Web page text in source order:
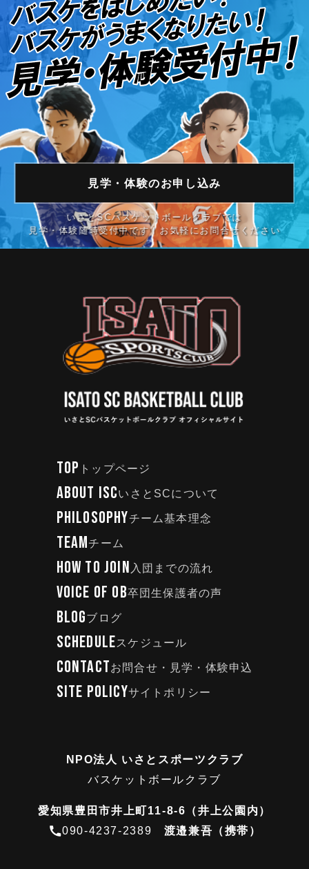
見学・体験のお申し込み
いさとSCバスケットボールクラブでは
見学・体験随時受付中です！お気軽にお問合せください
TOP トップページ
ABOUT ISCいさとSCについて
PHILOSOPHYチーム基本理念
TEAMチーム
HOW TO JOIN 入団までの流れ
VOICE OF OB卒団生保護者の声
BLOGブログ
SCHEDULEスケジュール
CONTACTお問合せ・見学・体験申込
SITE POLICYサイトポリシー
NPO法人 いさとスポーツクラブ
バスケットボールクラブ
愛知県豊田市井上町11-8-6（井上公園内）
090-4237-2389 渡邉兼吾（携帯）